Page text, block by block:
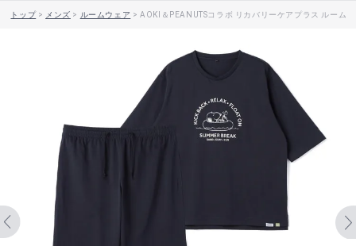
トップ> メンズ > ルームウェア >AOKI＆PEANUTSコラボ リカバリーケアプラス ルーム